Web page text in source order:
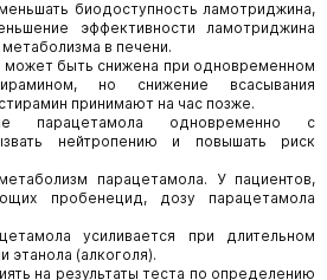
биодоступность ламотриджина,
эффективности ламотриджина
в печени.
быть снижена при одновременном
но снижение всасывания
принимают на час позже.
парацетамола одновременно с
нейтропению и повышать риск
парацетамола. У пациентов,
пробенецид, дозу парацетамола
усиливается при длительном
этанола (алкоголя).
на результаты теста по определению